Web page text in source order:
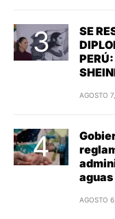
SE
AGOSTO
AGOSTO